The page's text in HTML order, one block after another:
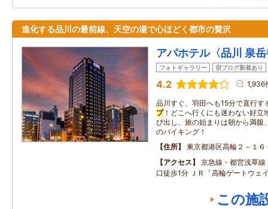
進化する品川の最前線、天空の湯で心ほどく都市の贅沢
アパホテル〈品川 泉
フォトギャラリー 宿ブログ新着あり
4.2 1,936
品川すぐ、羽田へも15分で直行す
プ！どこへ行くにも迷わない好立
び出し、旅の始まりは朝から満腹
のバイキング！
住所
東京都港区高輪２－１６
アクセス
京急線・都営浅草
口徒歩1分 ＪＲ「高輪ゲートウェ
この施